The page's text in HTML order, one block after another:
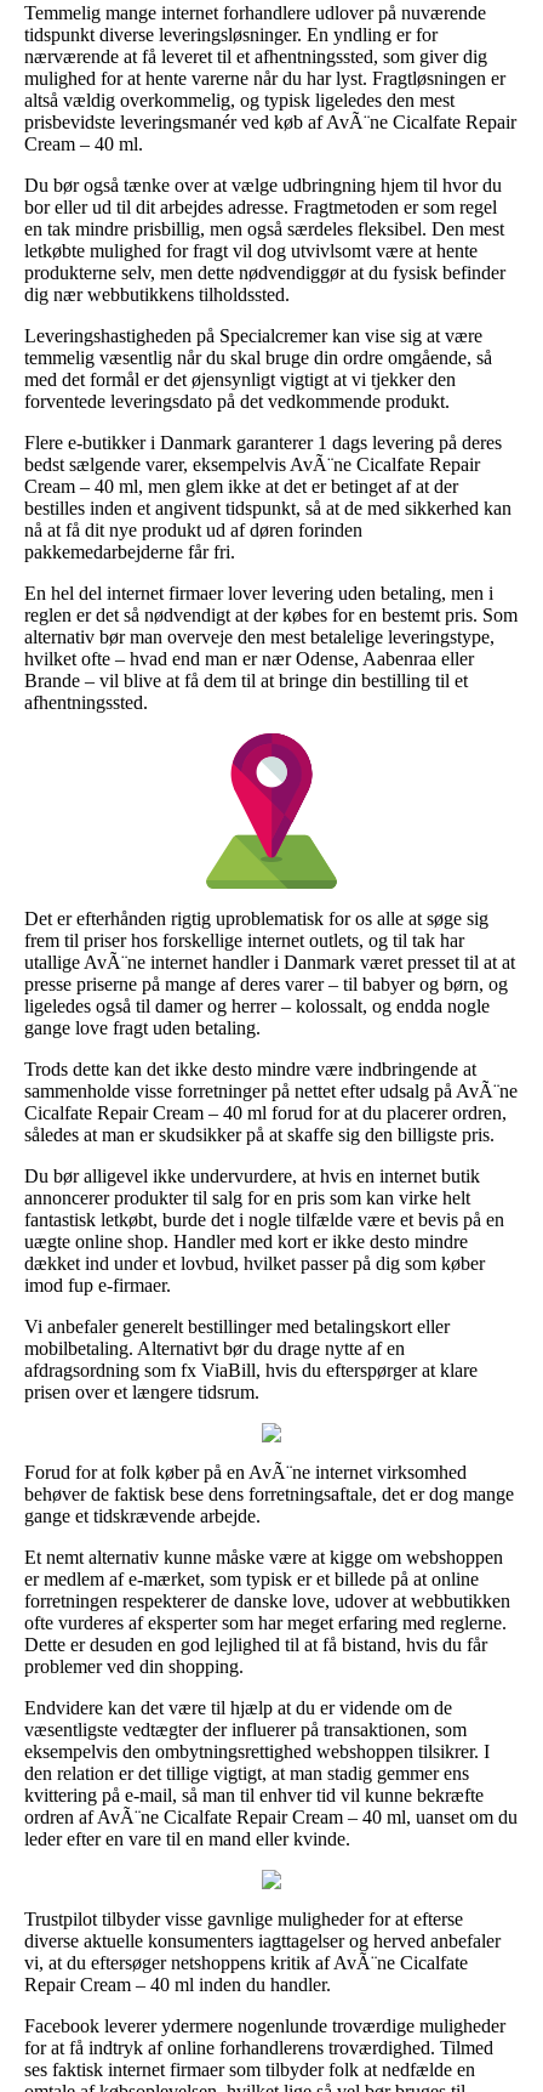
Temmelig mange internet forhandlere udlover på nuværende
tidspunkt diverse leveringsløsninger. En yndling er for
nærværende at få leveret til et afhentningssted, som giver dig
mulighed for at hente varerne når du har lyst. Fragtløsningen er
altså vældig overkommelig, og typisk ligeledes den mest
prisbevidste leveringsmanér ved køb af AvÃ¨ne Cicalfate Repair
Cream – 40 ml.
Du bør også tænke over at vælge udbringning hjem til hvor du
bor eller ud til dit arbejdes adresse. Fragtmetoden er som regel
en tak mindre prisbillig, men også særdeles fleksibel. Den mest
letkøbte mulighed for fragt vil dog utvivlsomt være at hente
produkterne selv, men dette nødvendiggør at du fysisk befinder
dig nær webbutikkens tilholdssted.
Leveringshastigheden på Specialcremer kan vise sig at være
temmelig væsentlig når du skal bruge din ordre omgående, så
med det formål er det øjensynligt vigtigt at vi tjekker den
forventede leveringsdato på det vedkommende produkt.
Flere e-butikker i Danmark garanterer 1 dags levering på deres
bedst sælgende varer, eksempelvis AvÃ¨ne Cicalfate Repair
Cream – 40 ml, men glem ikke at det er betinget af at der
bestilles inden et angivent tidspunkt, så at de med sikkerhed kan
nå at få dit nye produkt ud af døren forinden
pakkemedarbejderne får fri.
En hel del internet firmaer lover levering uden betaling, men i
reglen er det så nødvendigt at der købes for en bestemt pris. Som
alternativ bør man overveje den mest betalelige leveringstype,
hvilket ofte – hvad end man er nær Odense, Aabenraa eller
Brande – vil blive at få dem til at bringe din bestilling til et
afhentningssted.
Det er efterhånden rigtig uproblematisk for os alle at søge sig
frem til priser hos forskellige internet outlets, og til tak har
utallige AvÃ¨ne internet handler i Danmark været presset til at at
presse priserne på mange af deres varer – til babyer og børn, og
ligeledes også til damer og herrer – kolossalt, og endda nogle
gange love fragt uden betaling.
Trods dette kan det ikke desto mindre være indbringende at
sammenholde visse forretninger på nettet efter udsalg på AvÃ¨ne
Cicalfate Repair Cream – 40 ml forud for at du placerer ordren,
således at man er skudsikker på at skaffe sig den billigste pris.
Du bør alligevel ikke undervurdere, at hvis en internet butik
annoncerer produkter til salg for en pris som kan virke helt
fantastisk letkøbt, burde det i nogle tilfælde være et bevis på en
uægte online shop. Handler med kort er ikke desto mindre
dækket ind under et lovbud, hvilket passer på dig som køber
imod fup e-firmaer.
Vi anbefaler generelt bestillinger med betalingskort eller
mobilbetaling. Alternativt bør du drage nytte af en
afdragsordning som fx ViaBill, hvis du efterspørger at klare
prisen over et længere tidsrum.
Forud for at folk køber på en AvÃ¨ne internet virksomhed
behøver de faktisk bese dens forretningsaftale, det er dog mange
gange et tidskrævende arbejde.
Et nemt alternativ kunne måske være at kigge om webshoppen
er medlem af e-mærket, som typisk er et billede på at online
forretningen respekterer de danske love, udover at webbutikken
ofte vurderes af eksperter som har meget erfaring med reglerne.
Dette er desuden en god lejlighed til at få bistand, hvis du får
problemer ved din shopping.
Endvidere kan det være til hjælp at du er vidende om de
væsentligste vedtægter der influerer på transaktionen, som
eksempelvis den ombytningsrettighed webshoppen tilsikrer. I
den relation er det tillige vigtigt, at man stadig gemmer ens
kvittering på e-mail, så man til enhver tid vil kunne bekræfte
ordren af AvÃ¨ne Cicalfate Repair Cream – 40 ml, uanset om du
leder efter en vare til en mand eller kvinde.
Trustpilot tilbyder visse gavnlige muligheder for at efterse
diverse aktuelle konsumenters iagttagelser og herved anbefaler
vi, at du eftersøger netshoppens kritik af AvÃ¨ne Cicalfate
Repair Cream – 40 ml inden du handler.
Facebook leverer ydermere nogenlunde troværdige muligheder
for at få indtryk af online forhandlerens troværdighed. Tilmed
ses faktisk internet firmaer som tilbyder folk at nedfælde en